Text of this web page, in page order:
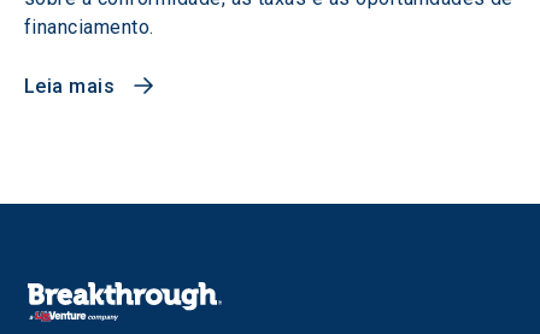
financiamento.
Leia mais